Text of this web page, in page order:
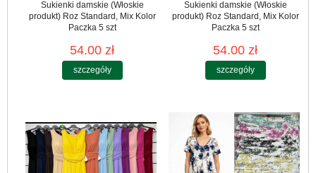
Sukienki damskie (Włoskie
produkt) Roz Standard, Mix Kolor
Paczka 5 szt
54.00 zł
szczegóły
Sukienki damskie (Włoskie
produkt) Roz Standard, Mix Kolor
Paczka 5 szt
54.00 zł
szczegóły